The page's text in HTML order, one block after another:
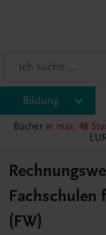
Bildung
Bücher in max. 48
Fachschulen
(FW)